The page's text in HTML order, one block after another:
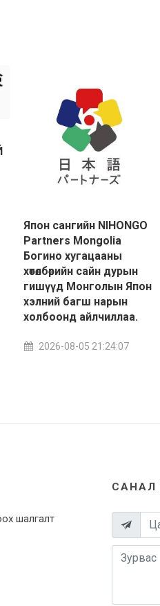
Япон сангийн NIHONGO
Partners Mongolia
Богино хугацааны
хөтөлбөрийн сайн дурын
гишүүд Монголын Япон
хэлний багш нарын
холбоонд айлчиллаа.
2026-08-05 21:24:07
шалгалт
САНАЛ